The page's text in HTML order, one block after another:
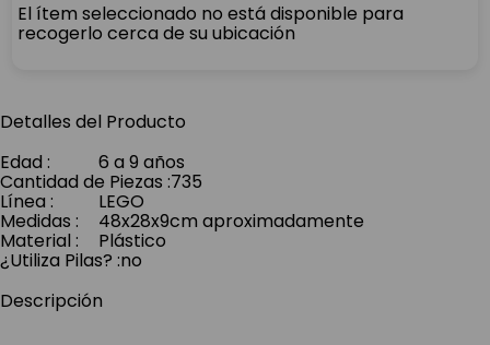
El ítem seleccionado no está disponible para
recogerlo cerca de su ubicación
Detalles del Producto
Edad : 6 a 9 años
Cantidad de Piezas :735
Línea : LEGO
Medidas : 48x28x9cm aproximadamente
Material: Plástico
¿Utiliza Pilas? :no
Descripción